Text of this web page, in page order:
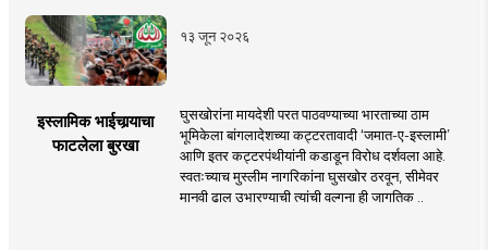
१३ जून २०२६
इस्लामिक भाईचार्‍याचा
फाटलेला बुरखा
घुसखोरांना मायदेशी परत पाठवण्याच्या भारताच्या ठाम
भूमिकेला बांगलादेशच्या कट्टरतावादी ‘जमात-ए-इस्लामी’
आणि इतर कट्टरपंथीयांनी कडाडून विरोध दर्शवला आहे.
स्वतःच्याच मुस्लीम नागरिकांना घुसखोर ठरवून, सीमेवर
मानवी ढाल उभारण्याची त्यांची वल्गना ही जागतिक ..